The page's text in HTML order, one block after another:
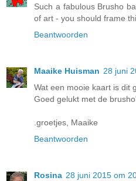
Such a fabulous Brusho
of art - you should frame
Beantwoorden
Maaike Huisman 28 juni
Wat een mooie kaart is dit
Goed gelukt met de
.groetjes, Maaike
Beantwoorden
Rosina 28 juni 2015 om